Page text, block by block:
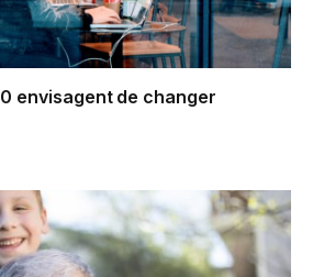
envisagent de changer